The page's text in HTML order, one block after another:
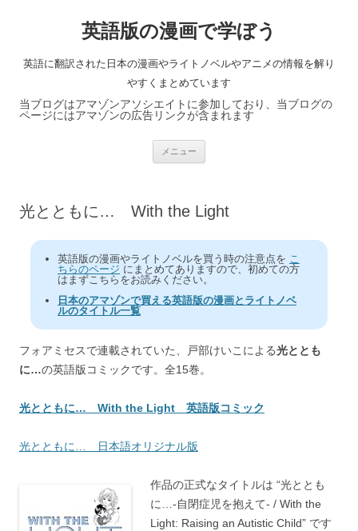
英語版の漫画で学ぼう
英語に翻訳された日本の漫画やライトノベルやアニメの情報を解り
やすくまとめています
当ブログはアマゾンアソシエイトに参加しており、当ブログの
ページにはアマゾンの広告リンクが含まれます
メニュー
ス
キ
光とともに… With the Light
英語版の漫画やライトノベルを買う時の注意点を こ
ちらのページ にまとめてありますので、初めての方
はまずこちらをお読みください。
日本のアマゾンで買える英語版の漫画とライトノベ
ルのタイトル一覧
フォアミセスで連載されていた、戸部けいこによる光ととも
に…の英語版コミックです。全15巻。
光とともに… With the Light 英語版コミック
光とともに… 日本語オリジナル版
作品の正式なタイトルは “光ととも
に…-自閉症児を抱えて- / With the
Light: Raising an Autistic Child” です